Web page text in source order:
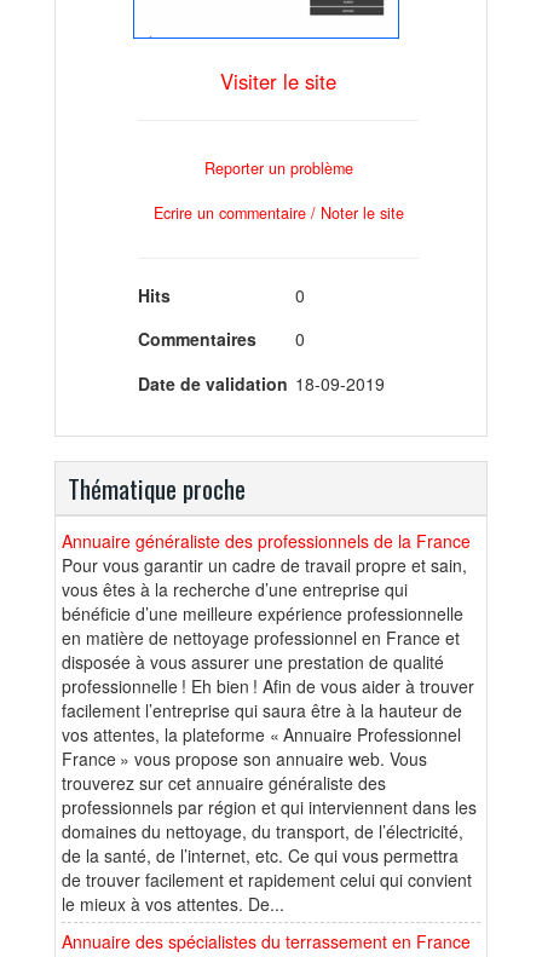
Visiter le site
Reporter un problème
Ecrire un commentaire / Noter le site
Hits
0
Commentaires
0
Date de validation 18-09-2019
Thématique proche
Annuaire généraliste des professionnels de la France
Pour vous garantir un cadre de travail propre et sain,
vous êtes à la recherche d’une entreprise qui
bénéficie d’une meilleure expérience professionnelle
en matière de nettoyage professionnel en France et
disposée à vous assurer une prestation de qualité
professionnelle ! Eh bien ! Afin de vous aider à trouver
facilement l’entreprise qui saura être à la hauteur de
vos attentes, la plateforme « Annuaire Professionnel
France » vous propose son annuaire web. Vous
trouverez sur cet annuaire généraliste des
professionnels par région et qui interviennent dans les
domaines du nettoyage, du transport, de l’électricité,
de la santé, de l’internet, etc. Ce qui vous permettra
de trouver facilement et rapidement celui qui convient
le mieux à vos attentes. De...
Annuaire des spécialistes du terrassement en France